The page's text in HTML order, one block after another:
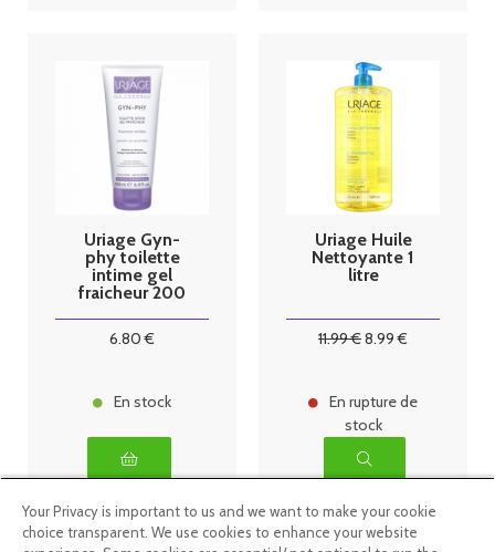
Uriage Gyn-
phy toilette
intime gel
fraicheur 200
6.80 €
En stock
Uriage Huile
Nettoyante 1
litre
11.99€8.99 €
En rupture de
stock
Your Privacy is important to us and we want to make your cookie
choice transparent. We use cookies to enhance your website